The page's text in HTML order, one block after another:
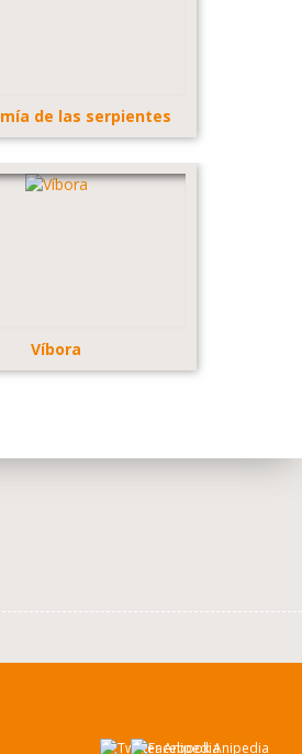
de las serpientes
Víbora